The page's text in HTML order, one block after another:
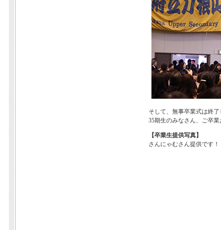
そして、無事卒業式は終
35期生のみなさん、ご卒
【卒業生提供写真】
さんにゃむさん提供です！